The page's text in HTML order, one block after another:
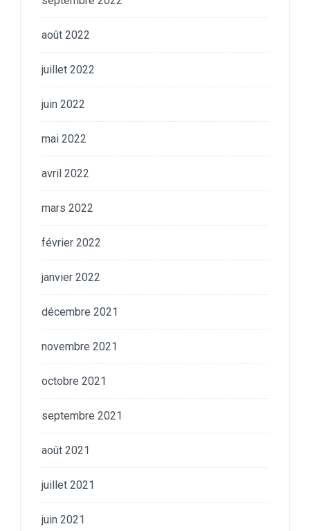
août 2022
juillet 2022
juin 2022
mai 2022
avril 2022
mars 2022
février 2022
janvier 2022
décembre 2021
novembre 2021
octobre 2021
septembre 2021
août 2021
juillet 2021
juin 2021